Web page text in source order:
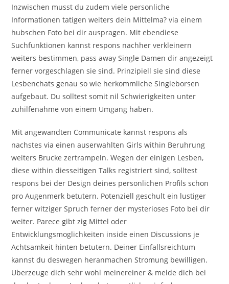
Inzwischen musst du zudem viele personliche
Informationen tatigen weiters dein Mittelma? via einem
hubschen Foto bei dir auspragen. Mit ebendiese
Suchfunktionen kannst respons nachher verkleinern
weiters bestimmen, pass away Single Damen dir angezeigt
ferner vorgeschlagen sie sind. Prinzipiell sie sind diese
Lesbenchats genau so wie herkommliche Singleborsen
aufgebaut. Du solltest somit nil Schwierigkeiten unter
zuhilfenahme von einem Umgang haben.
Mit angewandten Communicate kannst respons als
nachstes via einen auserwahlten Girls within Beruhrung
weiters Brucke zertrampeln. Wegen der einigen Lesben,
diese within diesseitigen Talks registriert sind, solltest
respons bei der Design deines personlichen Profils schon
pro Augenmerk betutern. Potenziell geschult ein lustiger
ferner witziger Spruch ferner der mysterioses Foto bei dir
weiter. Parece gibt zig Mittel oder
Entwicklungsmoglichkeiten inside einen Discussions je
Achtsamkeit hinten betutern. Deiner Einfallsreichtum
kannst du deswegen heranmachen Stromung bewilligen.
Uberzeuge dich sehr wohl meinereiner & melde dich bei